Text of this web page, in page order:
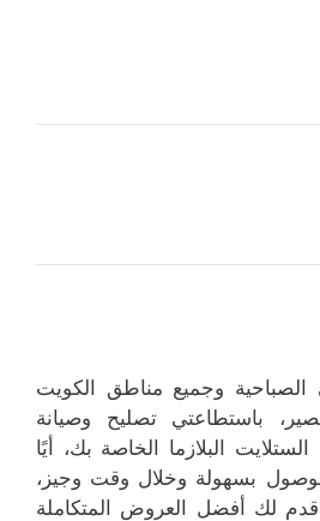
وجميع مناطق الكويت
باستطاعتي تصليح وصيانة
البلازما الخاصة بك، أيًا
بسهولة وخلال وقت وجيز،
لك أفضل العروض المتكاملة